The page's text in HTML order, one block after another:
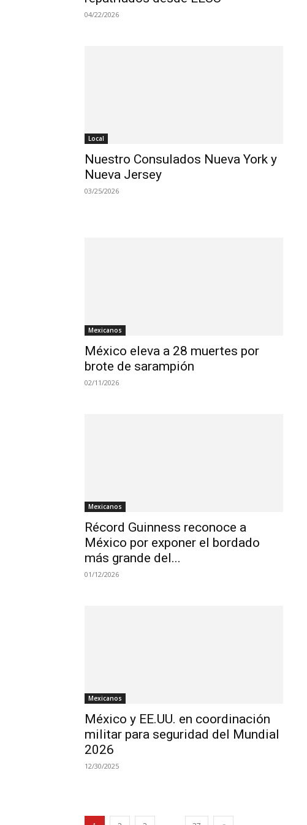
04/22/2026
Local
Nuestro Consulados Nueva York y
Nueva Jersey
03/25/2026
Mexicanos
México eleva a 28 muertes por
brote de sarampión
02/11/2026
Mexicanos
Récord Guinness reconoce a
México por exponer el bordado
más grande del...
01/12/2026
Mexicanos
México y EE.UU. en coordinación
militar para seguridad del Mundial
2026
12/30/2025